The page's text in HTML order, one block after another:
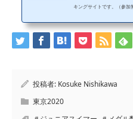
キングサイトです。（参
投稿者: Kosuke Nishikawa
東京2020